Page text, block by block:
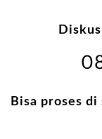
Bisa proses